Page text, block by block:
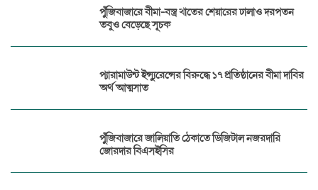
পুঁজিবাজারে বীমা-বস্ত্র খাতের শেয়ারের ঢালাও দরপতন
তবুও বেড়েছে সূচক
প্যারামাউন্ট ইন্স্যুরেন্সের বিরুদ্ধে ১৭ প্রতিষ্ঠানের বীমা দাবির
অর্থ আত্মসাত
পুঁজিবাজারে জালিয়াতি ঠেকাতে ডিজিটাল নজরদারি
জোরদার বিএসইসির